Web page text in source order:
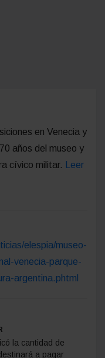
en Venecia y
años del museo y
cívico militar.
Leer
elespia/museo-
venecia-parque-
argentina.phtml
la cantidad de
a pagar